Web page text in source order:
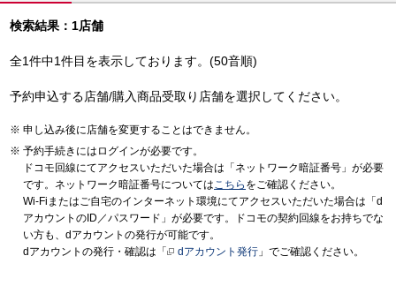
検索結果：1店舗
全1件中1件目を表示しております。(50音順)
予約申込する店舗/購入商品受取り店舗を選択してください。
申し込み後に店舗を変更することはできません。
予約手続きにはログインが必要です。
ドコモ回線にてアクセスいただいた場合は「ネットワーク暗証番号」が必要
です。ネットワーク暗証番号についてはこちら をご確認ください。
Wi-Fiまたはご自宅のインターネット環境にてアクセスいただいた場合は「d
アカウントのID／パスワード」が必要です。ドコモの契約回線をお持ちでな
い方も、dアカウントの発行が可能です。
dアカウントの発行・確認は「
dアカウント発行 」でご確認ください。